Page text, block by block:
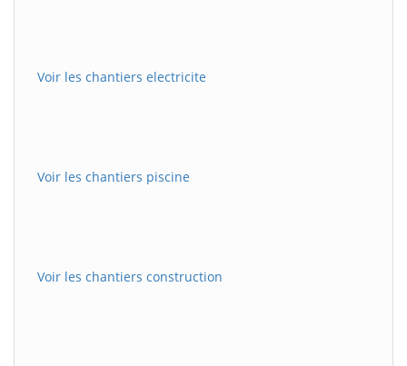
Voir les chantiers electricite
Voir les chantiers piscine
Voir les chantiers construction